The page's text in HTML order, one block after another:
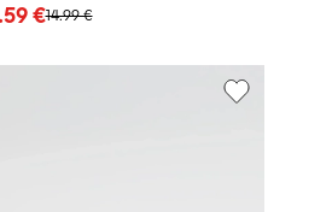
14.99 €
€